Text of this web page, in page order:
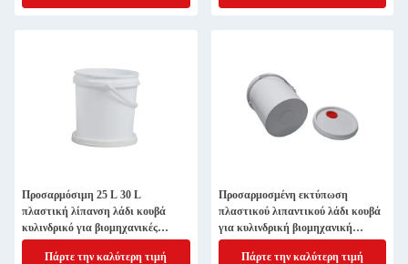
Προσαρμόσιμη 25 L 30 L
πλαστική λίπανση λάδι κουβά
κυλινδρικό για βιομηχανικές
λύσεις
Πάρτε την καλύτερη τιμή
Προσαρμοσμένη εκτύπωση
πλαστικού λιπαντικού λάδι κουβά
για κυλινδρική βιομηχανική
λιπαντική
Πάρτε την καλύτερη τιμή